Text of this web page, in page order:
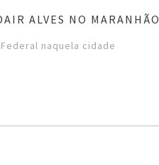
ALVES NO MARANHÃO
naquela cidade